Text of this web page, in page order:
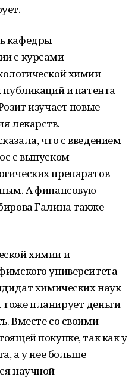
кафедры
с курсами
химии
и патента
изучает новые
лекарств.
что с введением
с выпуском
препаратов
А финансовую
Галина также
химии и
университета
химических наук
планирует деньги
Вместе со своими
покупке, так как у
а у нее больше
научной